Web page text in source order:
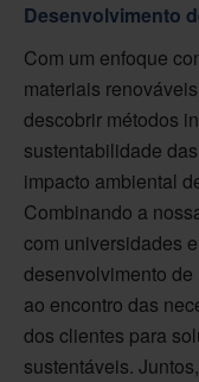
Desenvolvimento
Com um enfoque
materiais
descobrir métodos
sustentabilidade
impacto ambiental
Combinando a
com universidades
desenvolvimento
ao encontro das
dos clientes para
sustentáveis.